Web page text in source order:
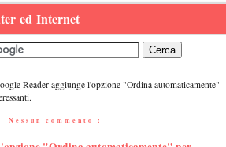
ed Internet
Reader aggiunge l'opzione "Ordina automaticamente"
Nessun commento :